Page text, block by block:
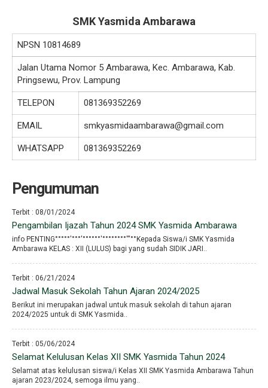
SMK Yasmida Ambarawa
NPSN 10814689
Jalan Utama Nomor 5 Ambarawa, Kec. Ambarawa, Kab.
Pringsewu, Prov. Lampung
TELEPON 081369352269
EMAIL smkyasmidaambarawa@gmail.com
WHATSAPP 081369352269
Pengumuman
Terbit : 08/01/2024
Pengambilan Ijazah Tahun 2024 SMK Yasmida Ambarawa
info PENTING°°°°°′°°°′°°°°°°′°°°°°°°°′′′°°Kepada Siswa/i SMK Yasmida
Ambarawa KELAS : XII (LULUS) bagi yang sudah SIDIK JARI..
Terbit : 06/21/2024
Jadwal Masuk Sekolah Tahun Ajaran 2024/2025
Berikut ini merupakan jadwal untuk masuk sekolah di tahun ajaran
2024/2025 untuk di SMK Yasmida..
Terbit : 05/06/2024
Selamat Kelulusan Kelas XII SMK Yasmida Tahun 2024
Selamat atas kelulusan siswa/i Kelas XII SMK Yasmida Ambarawa Tahun
ajaran 2023/2024, semoga ilmu yang..